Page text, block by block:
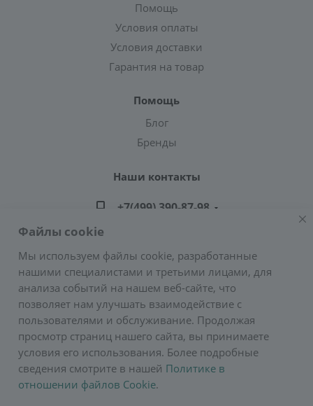
Помощь
Условия оплаты
Условия доставки
Гарантия на товар
Помощь
Блог
Бренды
Наши контакты
+7(499) 390-87-98
Адрес: г. Москва, ул. Подольских Курсантов,
д.3, стр.2 (метро Пражская)
E-mail:zakaz@greencond.ru
Файлы cookie
Мы используем файлы cookie, разработанные
нашими специалистами и третьими лицами, для
анализа событий на нашем веб-сайте, что
позволяет нам улучшать взаимодействие с
пользователями и обслуживание. Продолжая
просмотр страниц нашего сайта, вы принимаете
условия его использования. Более подробные
сведения смотрите в нашей Политике в
отношении файлов Cookie.